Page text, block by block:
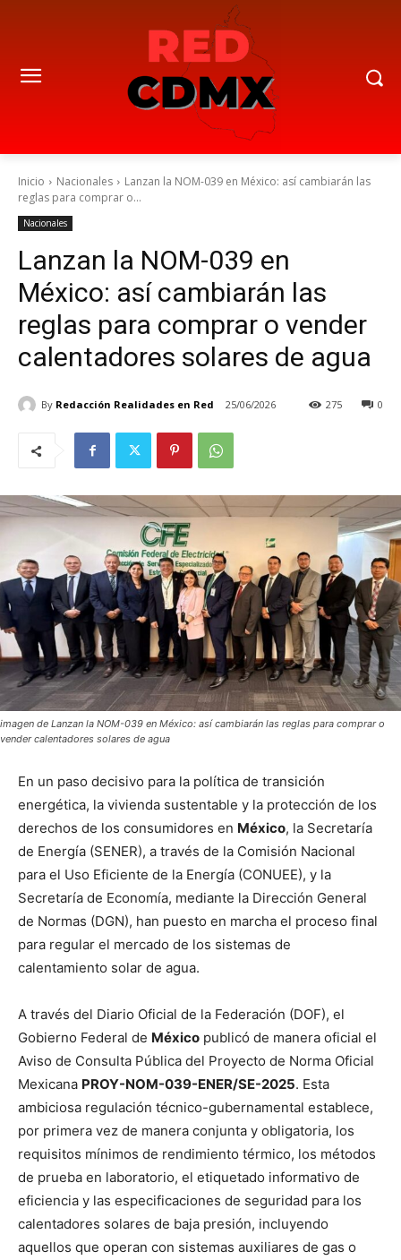
Inicio Nacionales
Lanzan la NOM-039 en México: así cambiarán las
reglas para comprar o...
Nacionales
Lanzan la NOM-039 en
México: así cambiarán las
reglas para comprar o vender
calentadores solares de agua
By Redacción Realidades en Red 25/06/2026 0
275
imagen de Lanzan la NOM-039 en México: así cambiarán las reglas para comprar o
vender calentadores solares de agua
En un paso decisivo para la política de transición
energética, la vivienda sustentable y la protección de los
derechos de los consumidores en México, la Secretaría
de Energía (SENER), a través de la Comisión Nacional
para el Uso Eficiente de la Energía (CONUEE), y la
Secretaría de Economía, mediante la Dirección General
de Normas (DGN), han puesto en marcha el proceso final
para regular el mercado de los sistemas de
calentamiento solar de agua.
A través del Diario Oficial de la Federación (DOF), el
Gobierno Federal de México publicó de manera oficial el
Aviso de Consulta Pública del Proyecto de Norma Oficial
Mexicana PROY-NOM-039-ENER/SE-2025. Esta
ambiciosa regulación técnico-gubernamental establece,
por primera vez de manera conjunta y obligatoria, los
requisitos mínimos de rendimiento térmico, los métodos
de prueba en laboratorio, el etiquetado informativo de
eficiencia y las especificaciones de seguridad para los
calentadores solares de baja presión, incluyendo
aquellos que operan con sistemas auxiliares de gas o